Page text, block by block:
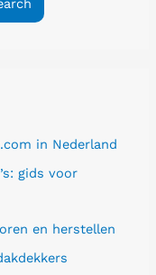
in Nederland
gids voor
en herstellen